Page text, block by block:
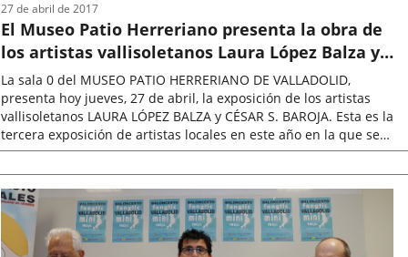
El Museo Patio Herreriano presenta la obra de
los artistas vallisoletanos Laura López Balza y
César S. Baroja, en la Sala 0 del Museo
La sala 0 del MUSEO PATIO HERRERIANO DE VALLADOLID,
presenta hoy jueves, 27 de abril, la exposición de los artistas
vallisoletanos LAURA LÓPEZ BALZA y CÉSAR S. BAROJA. Esta es la
tercera exposición de artistas locales en este año en la que se
presentarán ocho...
de
la
noticia
27 de abril de 2017